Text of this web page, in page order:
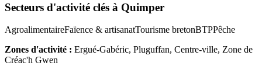
Secteurs d'activité clés à Quimper
AgroalimentaireFaïence & artisanatTourisme bretonBTPPêche
Zones d'activité : Ergué-Gabéric, Pluguffan, Centre-ville, Zone de
Créac'h Gwen